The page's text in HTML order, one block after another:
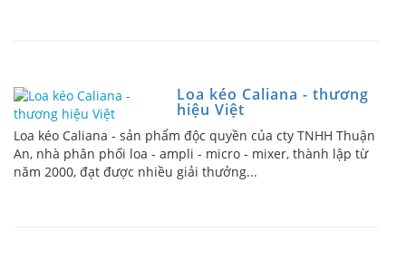
Loa kéo Caliana - thương
hiệu Việt
Loa kéo Caliana - sản phẩm độc quyền của cty TNHH Thuận
An, nhà phân phối loa - ampli - micro - mixer, thành lập từ
năm 2000, đạt được nhiều giải thưởng...